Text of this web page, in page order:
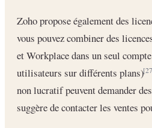
Zoho propose également des
vous pouvez combiner des
et Workplace dans un seul
utilisateurs sur différents plans)
non lucratif peuvent demander
suggère de contacter les ventes